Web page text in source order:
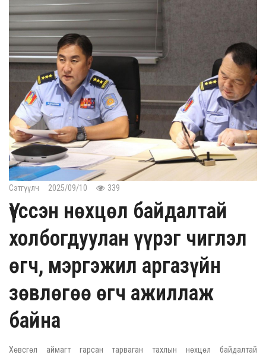
Сэтгүүлч 2025/09/10 339
Үүссэн нөхцөл байдалтай
холбогдуулан үүрэг чиглэл
өгч, мэргэжил аргазүйн
зөвлөгөө өгч ажиллаж
байна
Хөвсгөл аймагт гарсан тарваган тахлын нөхцөл байдалтай